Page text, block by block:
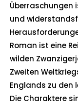
Überraschungen
und
Roman ist eine
wilden
Zweiten
Englands zu den
Die Charaktere